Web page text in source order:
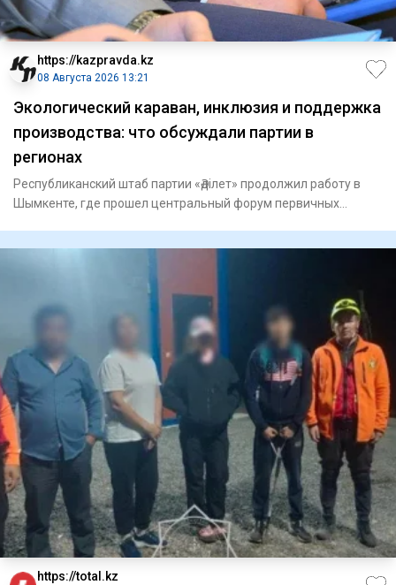
https://kazpravda.kz
08 Августа 2026 13:21
Экологический караван, инклюзия и поддержка
производства: что обсуждали партии в
регионах
Республиканский штаб партии «Әділет» продолжил работу в
Шымкенте, где прошел центральный форум первичных
https://total.kz